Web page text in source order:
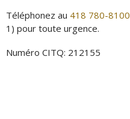
Téléphonez au 418 780-8100
1) pour toute urgence.
Numéro CITQ: 212155